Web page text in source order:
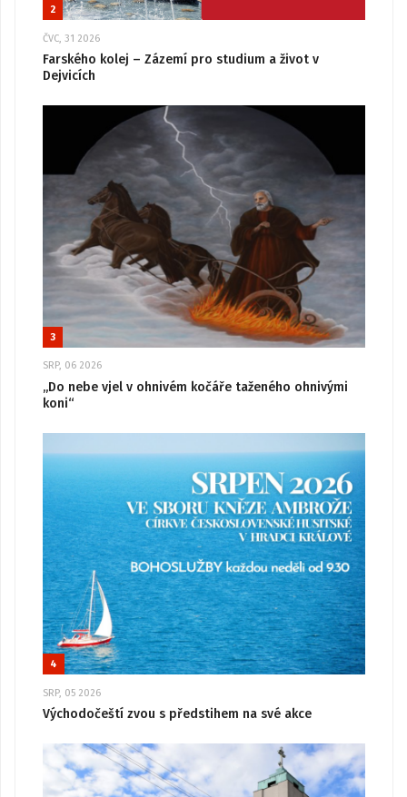
2
ČVC, 31 2026
Farského kolej – Zázemí pro studium a život v
Dejvicích
3
SRP, 06 2026
„Do nebe vjel v ohnivém kočáře taženého ohnivými
koni“
4
SRP, 05 2026
Východočeští zvou s předstihem na své akce